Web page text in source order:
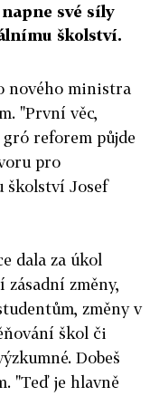
své síly
školství.
nového ministra
"První věc,
reforem půjde
pro
školství Josef
dala za úkol
změny,
změny v
škol či
Dobeš
"Teď je hlavně